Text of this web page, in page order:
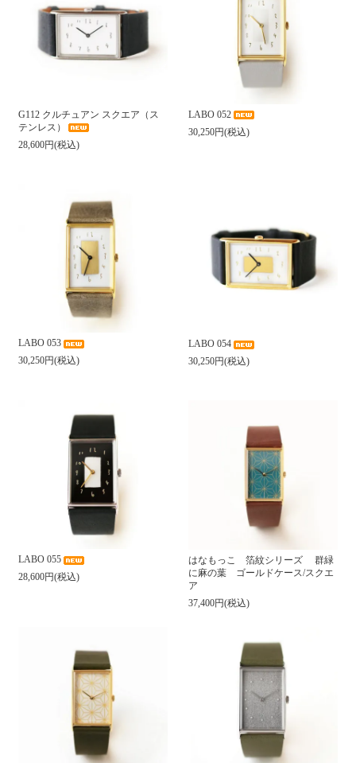
G112 クルチュアン スクエア（ス
テンレス）
28,600円(税込)
LABO 052
30,250円(税込)
LABO 053
30,250円(税込)
LABO 054
30,250円(税込)
LABO 055
28,600円(税込)
はなもっこ 箔紋シリーズ 群緑
に麻の葉 ゴールドケース/スクエ
ア
37,400円(税込)